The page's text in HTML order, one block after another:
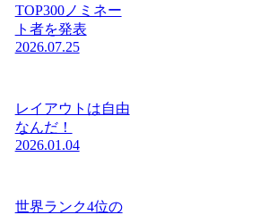
TOP300ノミネー
ト者を発表
2026.07.25
レイアウトは自由
なんだ！
2026.01.04
世界ランク4位の